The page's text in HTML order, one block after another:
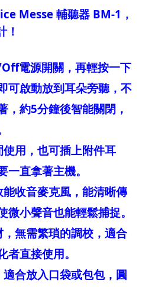
Messe 輔聽器 BM-1，
！
電源開關，再輕按一下
可啟動放到耳朵旁聽，不
，約5分鐘後智能關閉，
用，也可插上附件耳
一直拿著主機。
收音麥克風，能清晰傳
微小聲音也能輕鬆捕捉。
無需繁瑣的調校，適合
者直接使用。
合放入口袋或包包，圓